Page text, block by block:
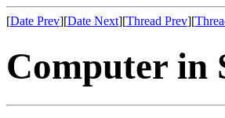
[Date Prev][Date Next][Thread Prev][
Computer in